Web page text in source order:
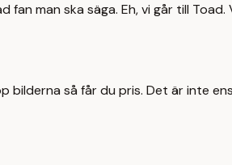
man ska säga. Eh, vi går till
så får du pris. Det är inte